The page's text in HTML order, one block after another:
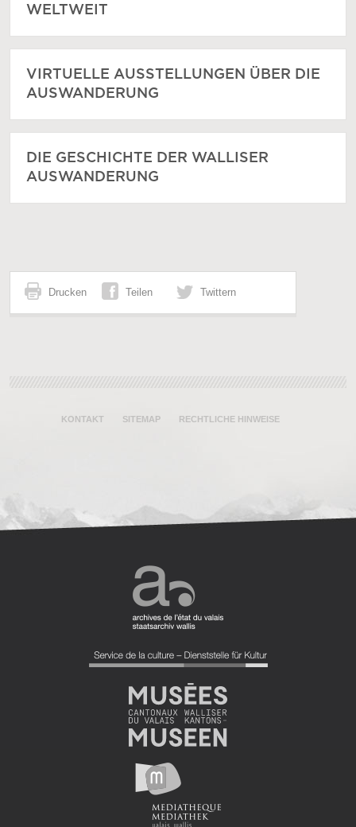
WELTWEIT
VIRTUELLE AUSSTELLUNGEN ÜBER DIE
AUSWANDERUNG
DIE GESCHICHTE DER WALLISER
AUSWANDERUNG
Drucken Teilen Twittern
KONTAKT SITEMAP RECHTLICHE HINWEISE